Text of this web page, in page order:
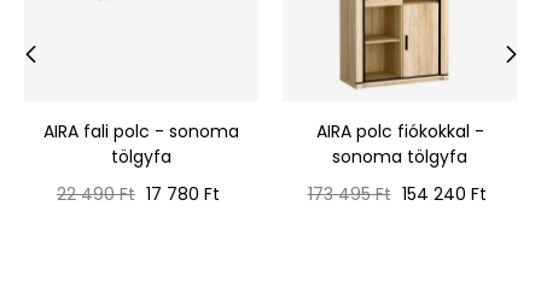
AIRA fali polc - sonoma
tölgyfa
Normál
22 490 Ft Ár
17 780 Ft
AIRA polc fiókokkal -
sonoma tölgyfa
Normál
173 495 Ft Ár
154 240 Ft